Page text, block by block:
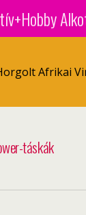
Afrikai
táskák